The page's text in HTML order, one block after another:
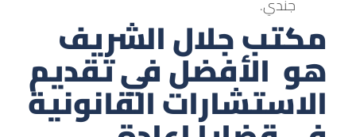
جندي.
مكتب جلال الشريف
هو الأفضل في تقديم
الاستشارات القانونية